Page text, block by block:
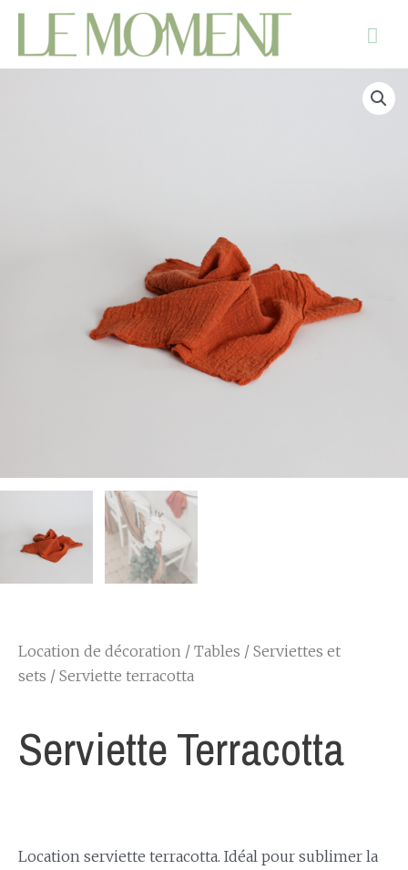
Location de décoration / Tables / Serviettes et
sets / Serviette terracotta
Serviette Terracotta
Location serviette terracotta. Idéal pour sublimer la